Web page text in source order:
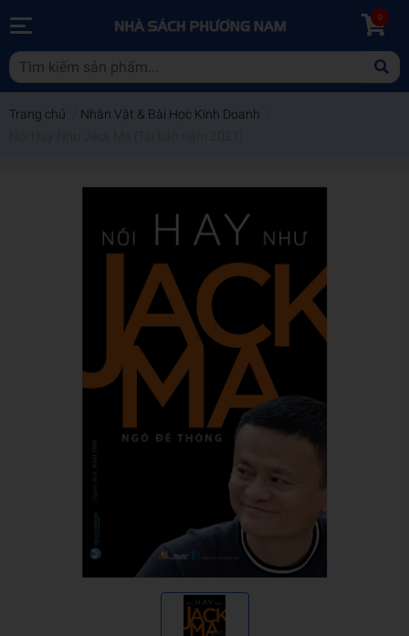
0
Trang chủ Nhân Vật & Bài Học Kinh Doanh